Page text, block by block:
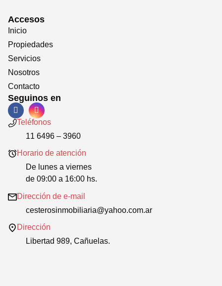
Accesos
Inicio
Propiedades
Servicios
Nosotros
Contacto
Seguinos en
Teléfonos
11 6496 – 3960
Horario de atención
De lunes a viernes
de 09:00 a 16:00 hs.
Dirección de e-mail
cesterosinmobiliaria@yahoo.com.ar
Dirección
Libertad 989, Cañuelas.